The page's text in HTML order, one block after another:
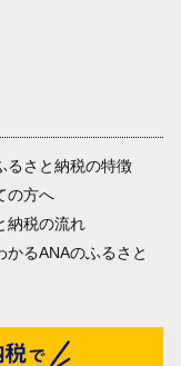
るさと納税の特徴
の方へ
納税の流れ
かるANAのふるさと